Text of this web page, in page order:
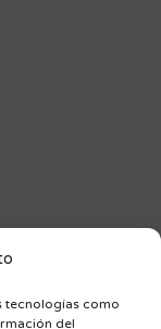
tecnologías como
del